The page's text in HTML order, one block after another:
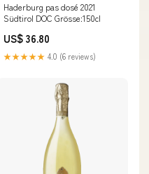
Haderburg pas dosé 2021
Südtirol DOC Grösse:150cl
US$ 36.80
★★★★★ 4.0 (6 reviews)